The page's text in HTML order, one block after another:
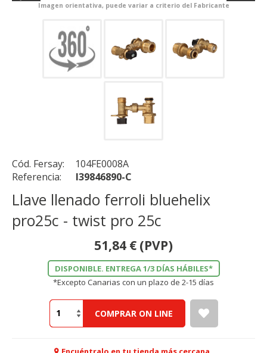
Imagen orientativa, puede variar a criterio del Fabricante
Cód. Fersay:
104FE0008A
Referencia:
I39846890-C
Llave llenado ferroli bluehelix
pro25c - twist pro 25c
51,84 € (PVP)
DISPONIBLE. ENTREGA 1/3 DÍAS HÁBILES*
*Excepto Canarias con un plazo de 2-15 días
COMPRAR ON LINE